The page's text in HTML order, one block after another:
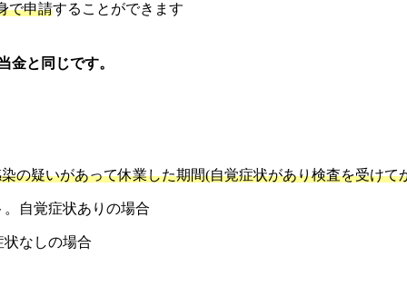
で申請することができます
金と同じです。
の疑いがあって休業した期間(自覚症状があり検査を受けて